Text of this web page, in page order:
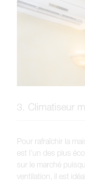
3. Climatiseur
Pour rafraîchir la
est l’un des plus
sur le marché
ventilation, il est